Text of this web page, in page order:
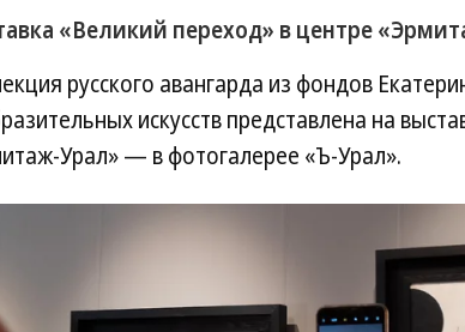
«Великий переход» в центре
русского авангарда из фондов
искусств представлена на
Урал» — в фотогалерее «Ъ-Урал».